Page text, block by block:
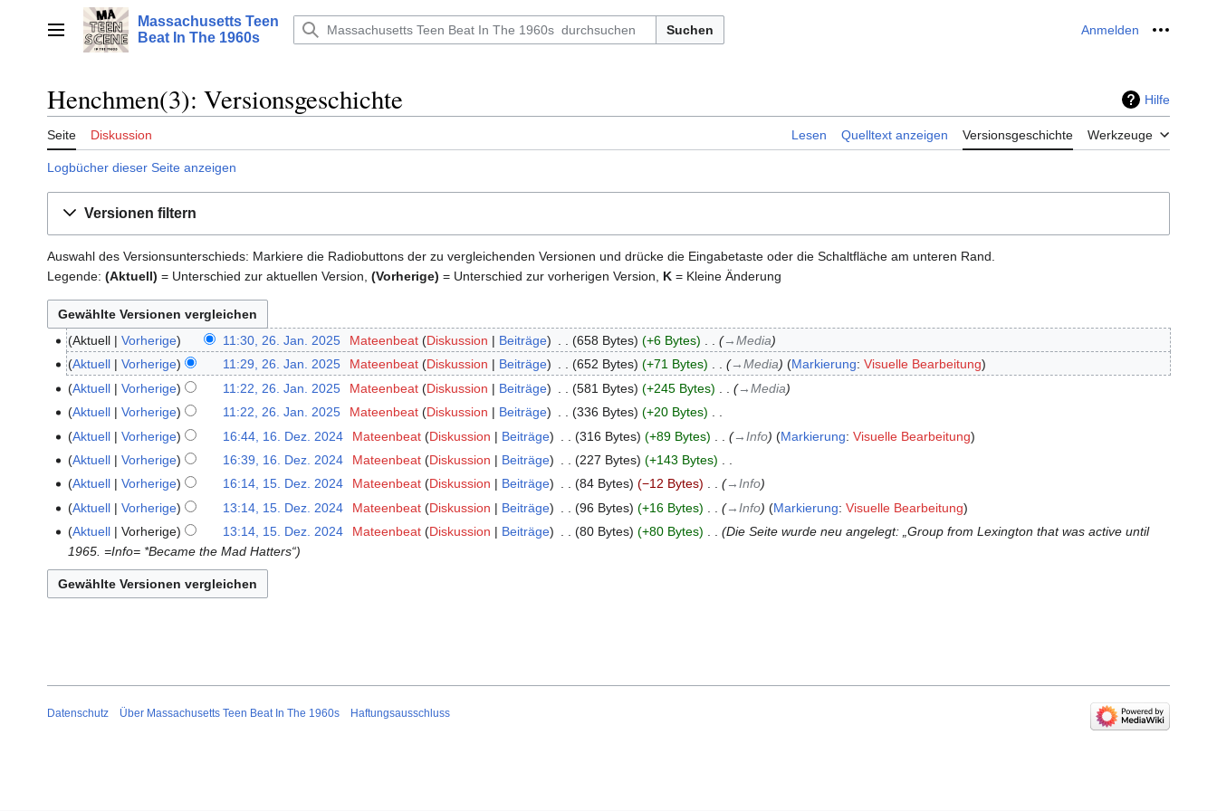
springenHauptmenü
Massachusetts Teen
Beat In The 1960s
Suchen Anmelden Meine
Henchmen(3): Versionsgeschichte Hilfe
Seite Diskussion Lesen Quelltext anzeigen Versionsgeschichte Werkzeuge
Logbücher dieser Seite anzeigen
Versionen filtern
Auswahl des Versionsunterschieds: Markiere die Radiobuttons der zu vergleichenden Versionen und drücke die Eingabetaste oder die Schaltfläche am unteren Rand.
Legende: (Aktuell) = Unterschied zur aktuellen Version, (Vorherige) = Unterschied zur vorherigen Version, K = Kleine Änderung
26.
Januar
2025
Aktuell Vorherige 11:30, 26. Jan. 2025 Mateenbeat Diskussion Beiträge 658 Bytes +6 Bytes
→‎Media
Aktuell
Vorherige 11:29, 26. Jan. 2025 Mateenbeat Diskussion Beiträge 652 Bytes +71 Bytes →‎Media Markierung: Visuelle Bearbeitung
Aktuell
Vorherige 11:22, 26. Jan. 2025 Mateenbeat Diskussion Beiträge 581 Bytes +245 Bytes
→‎Media
Aktuell
Vorherige 11:22, 26. Jan. 2025 Mateenbeat Diskussion Beiträge 336 Bytes +20 Bytes
K
i
n
e
B
e
a
r
u
n
16.
Dezember
2024
Aktuell Vorherige 16:44, 16. Dez. 2024 Mateenbeat Diskussion Beiträge 316 Bytes +89 Bytes →‎Info Markierung: Visuelle Bearbeitung
Aktuell
Vorherige 16:39, 16. Dez. 2024 Mateenbeat Diskussion Beiträge 227 Bytes +143 Bytes
K
i
n
e
e
t
15.
Dezember
2024
Aktuell Vorherige 16:14, 15. Dez. 2024 Mateenbeat Diskussion Beiträge 84 Bytes −12 Bytes
→‎Info
Aktuell
Vorherige 13:14, 15. Dez. 2024 Mateenbeat Diskussion Beiträge 96 Bytes +16 Bytes →‎Info Markierung: Visuelle Bearbeitung
Aktuell
Vorherige 13:14, 15. Dez. 2024 Mateenbeat Diskussion Beiträge 80 Bytes +80 Bytes
Die Seite wurde neu angelegt: „Group from Lexington that was active until
1965. =Info= *Became the Mad Hatters“
Datenschutz Über Massachusetts Teen Beat In The 1960s Haftungsausschluss